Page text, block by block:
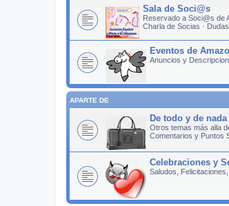
Sala de Soci@s
Reservado a Soci@s de
Charla de Socias ·
Eventos de
Anuncios y
APARTE DE
De todo y de nada
Otros temas más alla
Comentarios y Puntos
Celebraciones y
Saludos,